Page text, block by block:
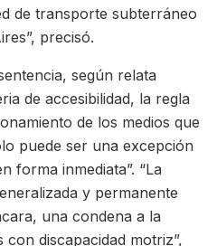
de transporte subterráneo
precisó.
según relata
de accesibilidad, la regla
de los medios que
puede ser una excepción
forma inmediata”. “La
y permanente
una condena a la
discapacidad motriz”,